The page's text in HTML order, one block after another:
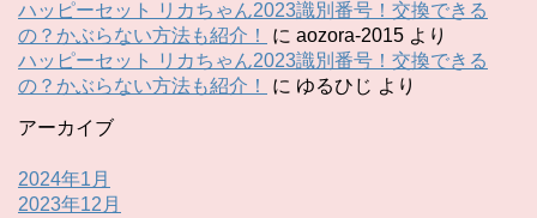
ハッピーセット リカちゃん2023識別番号！交換できる
の？かぶらない方法も紹介！
に aozora-2015 より
ハッピーセット リカちゃん2023識別番号！交換できる
の？かぶらない方法も紹介！
に ゆるひじ より
アーカイブ
2024年1月
2023年12月